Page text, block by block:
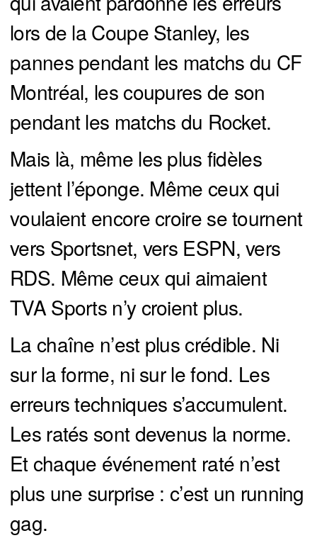
lors de la Coupe Stanley, les
pannes pendant les matchs du CF
Montréal, les coupures de son
pendant les matchs du Rocket.
Mais là, même les plus fidèles
jettent l’éponge. Même ceux qui
voulaient encore croire se tournent
vers Sportsnet, vers ESPN, vers
RDS. Même ceux qui aimaient
TVA Sports n’y croient plus.
La chaîne n’est plus crédible. Ni
sur la forme, ni sur le fond. Les
erreurs techniques s’accumulent.
Les ratés sont devenus la norme.
Et chaque événement raté n’est
plus une surprise : c’est un running
gag.